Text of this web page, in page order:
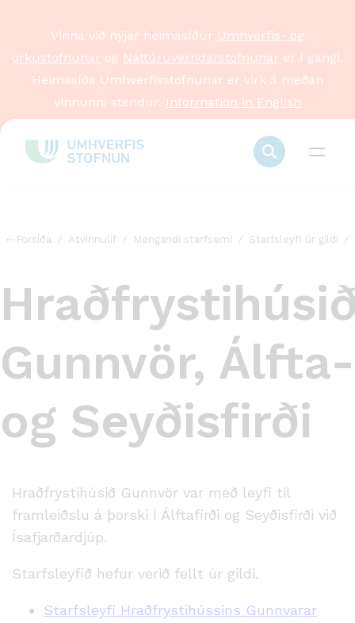
Vinna við nýjar heimasíður Umhverfis- og
orkustofnunar og Náttúruverndarstofnunar er í gangi.
Heimasíða Umhverfisstofnunar er virk á meðan
vinnunni stendur. Information in English
Forsíða Atvinnulíf Mengandi starfsemi Starfsleyfi úr gildi
Gunnvör, Álfta-
og Seyðisfirði
Hraðfrystihúsið Gunnvör var með leyfi til
framleiðslu á þorski í Álftafirði og Seyðisfirði við
Ísafjarðardjúp.
Starfsleyfið hefur verið fellt úr gildi.
Starfsleyfi Hraðfrystihússins Gunnvarar